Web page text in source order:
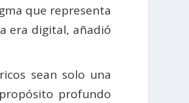
que representa
era digital, añadió
sean solo una
profundo